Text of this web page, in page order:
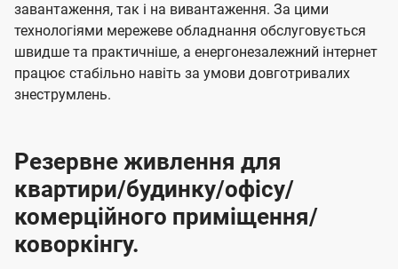
завантаження, так і на вивантаження. За цими
технологіями мережеве обладнання обслуговується
швидше та практичніше, а енергонезалежний інтернет
працює стабільно навіть за умови довготривалих
знеструмлень.
Резервне живлення для
квартири/будинку/офісу/
комерційного приміщення/
коворкінгу.